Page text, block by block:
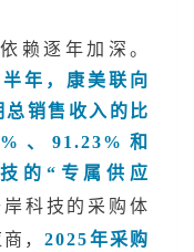
赖逐年加深。
年，康美联向
销售收入的比
、91.23%和
的“专属供应
科技的采购体
，2025年采购